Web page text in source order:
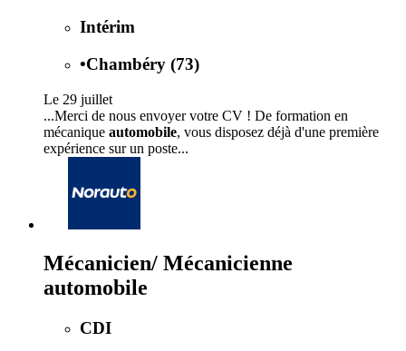
Intérim
•Chambéry (73)
Le 29 juillet
...Merci de nous envoyer votre CV ! De formation en
mécanique automobile, vous disposez déjà d'une première
expérience sur un poste...
Mécanicien/ Mécanicienne
automobile
CDI